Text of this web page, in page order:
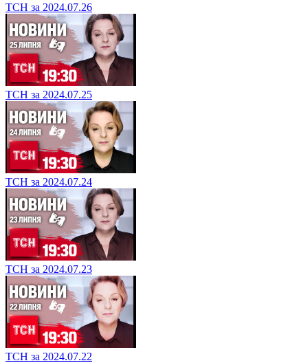
ТСН за 2024.07.26
ТСН за 2024.07.25
ТСН за 2024.07.24
ТСН за 2024.07.23
ТСН за 2024.07.22